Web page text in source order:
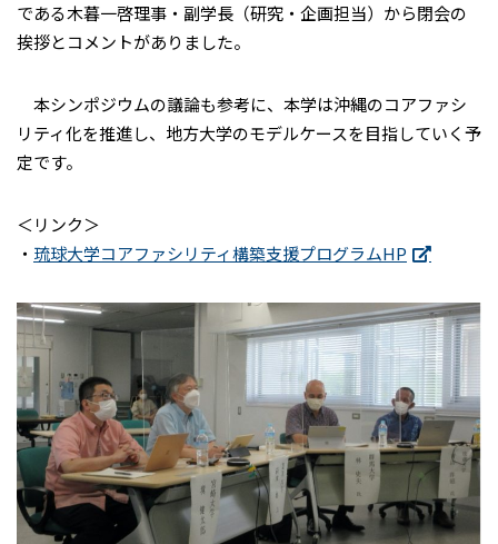
である木暮一啓理事・副学長（研究・企画担当）から閉会の
挨拶とコメントがありました。
本シンポジウムの議論も参考に、本学は沖縄のコアファシ
リティ化を推進し、地方大学のモデルケースを目指していく予
定です。
＜リンク＞
・ 琉球大学コアファシリティ構築支援プログラムHP